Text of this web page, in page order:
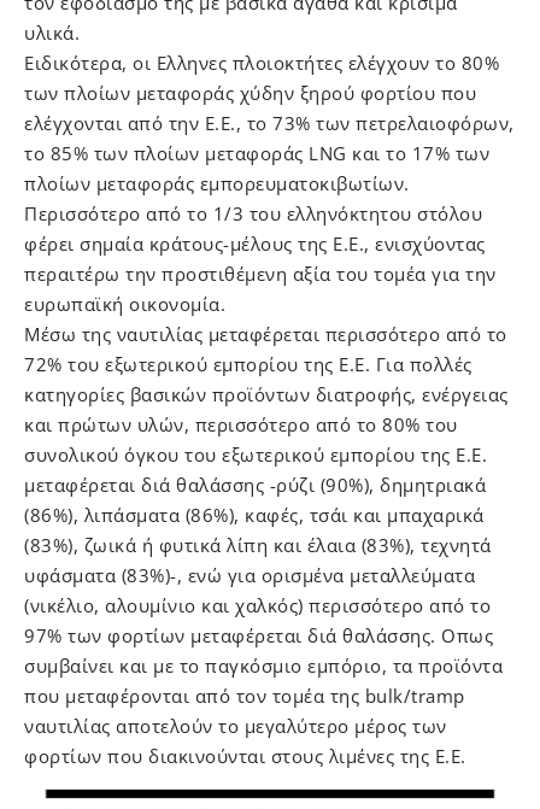
υλικά.
Ειδικότερα, οι Ελληνες πλοιοκτήτες ελέγχουν το 80%
των πλοίων μεταφοράς χύδην ξηρού φορτίου που
ελέγχονται από την Ε.Ε., το 73% των πετρελαιοφόρων,
το 85% των πλοίων μεταφοράς LNG και το 17% των
πλοίων μεταφοράς εμπορευματοκιβωτίων.
Περισσότερο από το 1/3 του ελληνόκτητου στόλου
φέρει σημαία κράτους-μέλους της Ε.Ε., ενισχύοντας
περαιτέρω την προστιθέμενη αξία του τομέα για την
ευρωπαϊκή οικονομία.
Μέσω της ναυτιλίας μεταφέρεται περισσότερο από το
72% του εξωτερικού εμπορίου της Ε.Ε. Για πολλές
κατηγορίες βασικών προϊόντων διατροφής, ενέργειας
και πρώτων υλών, περισσότερο από το 80% του
συνολικού όγκου του εξωτερικού εμπορίου της Ε.Ε.
μεταφέρεται διά θαλάσσης -ρύζι (90%), δημητριακά
(86%), λιπάσματα (86%), καφές, τσάι και μπαχαρικά
(83%), ζωικά ή φυτικά λίπη και έλαια (83%), τεχνητά
υφάσματα (83%)-, ενώ για ορισμένα μεταλλεύματα
(νικέλιο, αλουμίνιο και χαλκός) περισσότερο από το
97% των φορτίων μεταφέρεται διά θαλάσσης. Οπως
συμβαίνει και με το παγκόσμιο εμπόριο, τα προϊόντα
που μεταφέρονται από τον τομέα της bulk/tramp
ναυτιλίας αποτελούν το μεγαλύτερο μέρος των
φορτίων που διακινούνται στους λιμένες της Ε.Ε.